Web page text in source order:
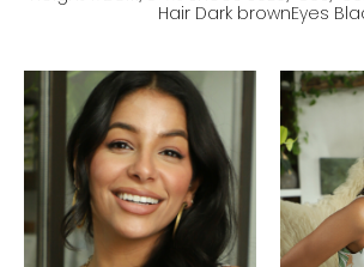
Hair Dark brownEyes